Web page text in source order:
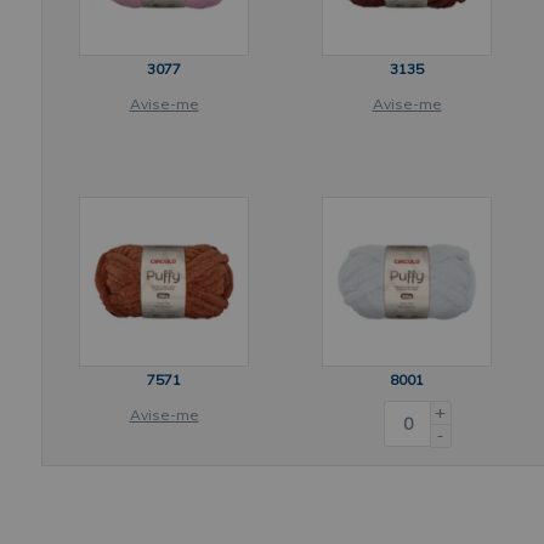
3077
Avise-me
3135
Avise-me
7571
Avise-me
8001
+
-